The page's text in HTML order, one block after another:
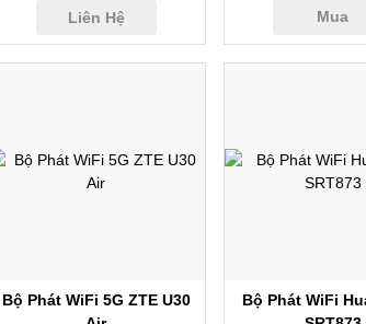
Liên Hệ
Mua
Bộ Phát WiFi 5G ZTE U30
Xem nhanh
Bộ Phát WiFi
Xem